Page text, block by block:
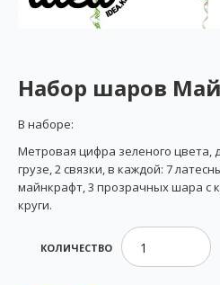
Набор шаров
В наборе:
Метровая цифра зеленого цвета,
грузе, 2 связки, в каждой: 7
майнкрафт, 3 прозрачных шара с
круги.
КОЛИЧЕСТВО